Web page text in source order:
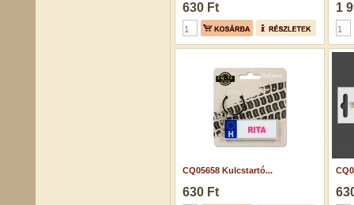
630 Ft 1
CQ05658 Kulcstartó...
630 Ft